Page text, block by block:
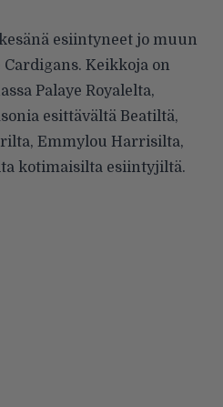
esiintyneet jo muun
Cardigans. Keikkoja on
Palaye Royalelta,
esittävältä Beatiltä,
Emmylou Harrisilta,
kotimaisilta esiintyjiltä.